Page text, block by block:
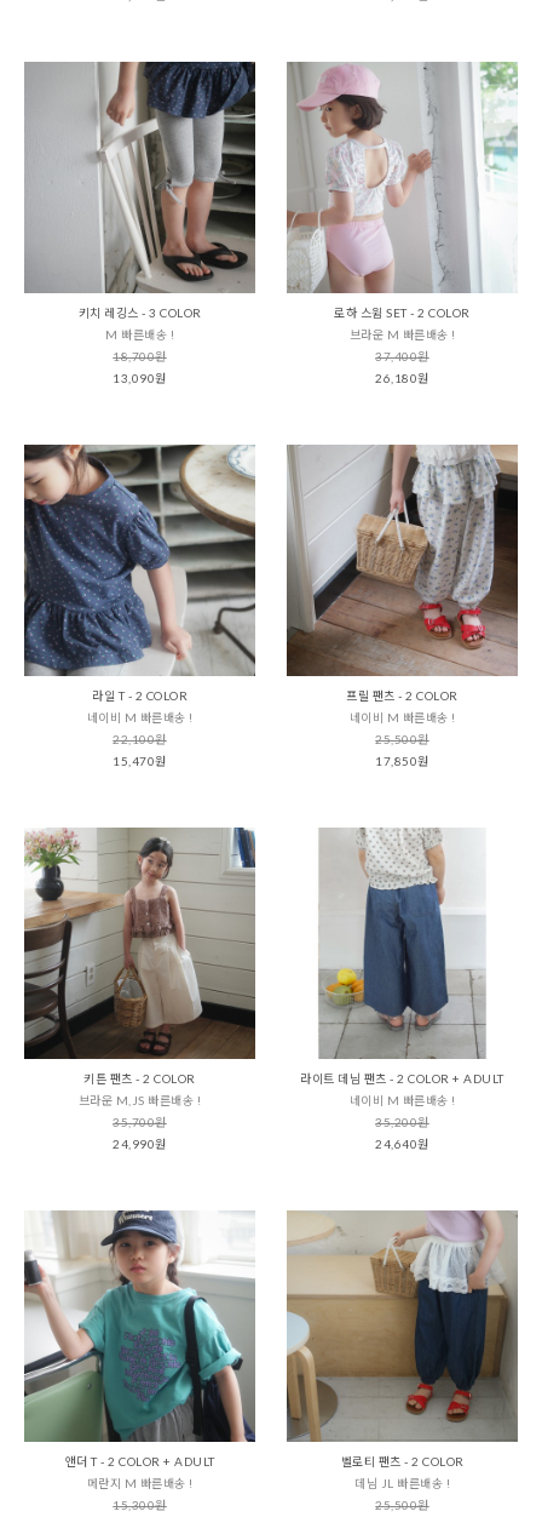
키치 레깅스 - 3 COLOR
M 빠른배송 !
18,700원
13,090원
로하 스윔 SET - 2 COLOR
브라운 M 빠른배송 !
37,400원
26,180원
라일 T - 2 COLOR
네이비 M 빠른배송 !
22,100원
15,470원
프릴 팬츠 - 2 COLOR
네이비 M 빠른배송 !
25,500원
17,850원
키튼 팬츠 - 2 COLOR
브라운 M,JS 빠른배송 !
35,700원
24,990원
라이트 데님 팬츠 - 2 COLOR + ADULT
네이비 M 빠른배송 !
35,200원
24,640원
앤더 T - 2 COLOR + ADULT
메란지 M 빠른배송 !
15,300원
벨로티 팬츠 - 2 COLOR
데님 JL 빠른배송 !
25,500원